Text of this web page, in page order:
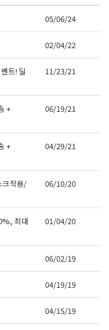
05/06/24
02/04/22
트! 딜
11/23/21
+
06/19/21
+
04/29/21
크착용/
06/10/20
최대
01/04/20
06/02/19
04/19/19
04/15/19